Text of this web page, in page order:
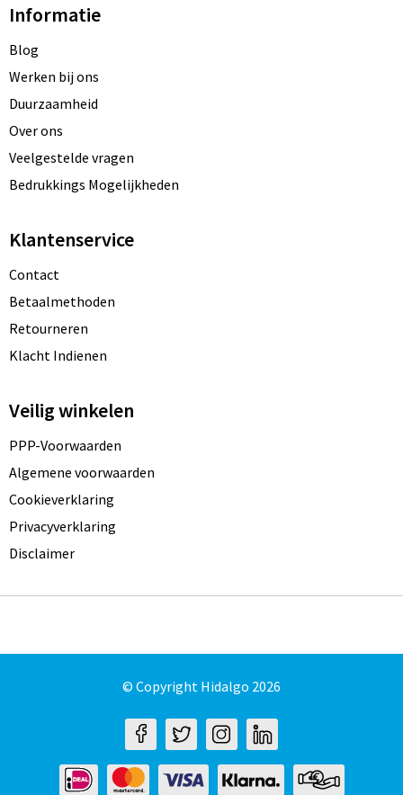
Informatie
Blog
Werken bij ons
Duurzaamheid
Over ons
Veelgestelde vragen
Bedrukkings Mogelijkheden
Klantenservice
Contact
Betaalmethoden
Retourneren
Klacht Indienen
Veilig winkelen
PPP-Voorwaarden
Algemene voorwaarden
Cookieverklaring
Privacyverklaring
Disclaimer
© Copyright Hidalgo 2026